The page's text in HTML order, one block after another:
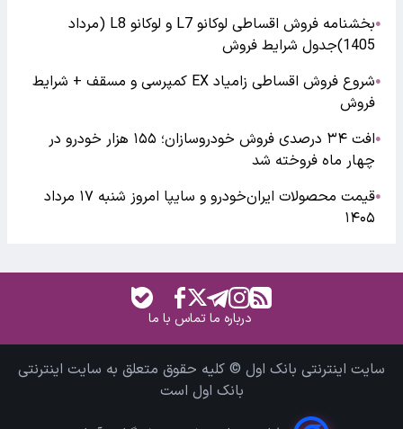
●
بخشنامه فروش اقساطی لوکانو L7 و لوکانو L8 (مرداد
1405)جدول شرایط فروش
●
شروع فروش اقساطی زامیاد EX کمپرسی و مسقف + شرایط
فروش
●
افت ۳۴ درصدی فروش خودروسازان؛ ۱۵۵ هزار خودرو در
چهار ماه فروخته شد
●
قیمت محصولات ایران‌خودرو و سایپا امروز شنبه ۱۷ مرداد
۱۴۰۵
درباره ماتماس با ما
سایت اینترنتی بانک اول © کلیه حقوق متعلق به سایت اینترنتی
بانک اول است